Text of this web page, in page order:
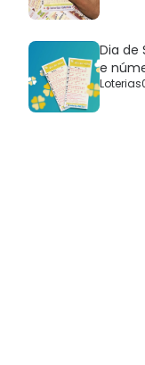
Dia de
e
Loterias